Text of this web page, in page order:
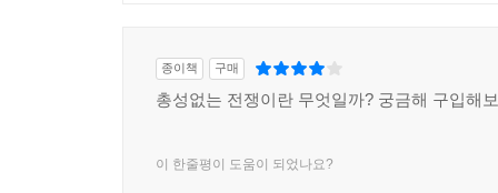
종이책 구매
총성없는 전쟁이란 무엇일까? 궁금해 구입해
이 한줄평이 도움이 되었나요?